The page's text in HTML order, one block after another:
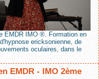
EMDR IMO ®. Formation en
ericksonienne, de
oculaires, dans le
EMDR - IMO 2ème